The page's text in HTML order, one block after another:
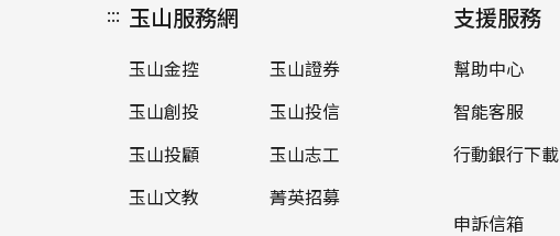
Lab」及啟動「2017人才招募計畫」，將廣納
資訊科技、數理統計、風險管理、洗錢防制、
財金商管等人才共計500位，其中包含MA(儲
備幹部)及TMA(科技儲備幹部) 30位。另外，
為了台灣希望的未來，鼓勵玉山人培育優秀的
金」，每胎新生兒補助10萬元。 玉山金控暨
和玉山人的努力，玉山榮獲三大國際財金雜誌
的一致肯定，頒發「2016台灣最佳銀行獎」，
::: 玉山服務網
玉山金控
玉山證券
玉山創投
玉山投信
玉山投顧
玉山志工
玉山文教
菁英招募
支援服務
幫助中心
智能客服
行動銀行下載
申訴信箱